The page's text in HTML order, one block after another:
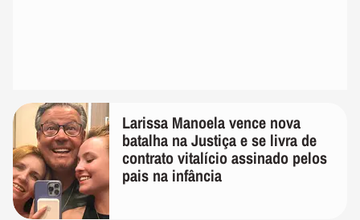
Larissa Manoela vence nova
batalha na Justiça e se livra de
contrato vitalício assinado pelos
pais na infância